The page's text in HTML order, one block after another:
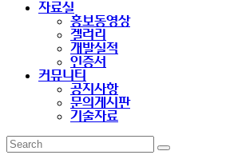
자료실
홍보동영상
겔러리
개발실적
인증서
커뮤니티
공지사항
문의게시판
기술자료